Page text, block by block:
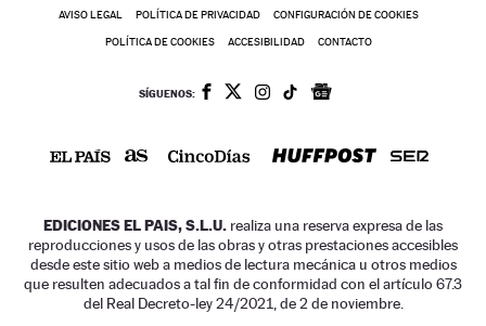
AVISO LEGAL POLÍTICA DE PRIVACIDAD CONFIGURACIÓN DE COOKIES
POLÍTICA DE COOKIES ACCESIBILIDAD CONTACTO
SÍGUENOS:
EDICIONES EL PAIS, S.L.U. realiza una reserva expresa de las
reproducciones y usos de las obras y otras prestaciones accesibles
desde este sitio web a medios de lectura mecánica u otros medios
que resulten adecuados a tal fin de conformidad con el artículo 67.3
del Real Decreto-ley 24/2021, de 2 de noviembre.